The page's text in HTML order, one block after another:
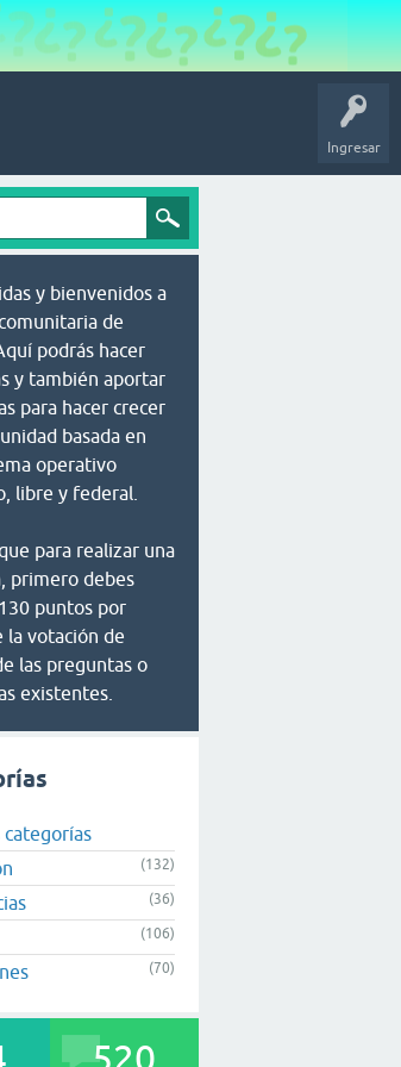
Ingresar
y bienvenidos a
de
podrás hacer
y también aportar
para hacer crecer
basada en
operativo
libre y federal.
para realizar una
primero debes
puntos por
la votación de
las preguntas o
existentes.
categorías
(132)
(36)
(106)
(70)
520